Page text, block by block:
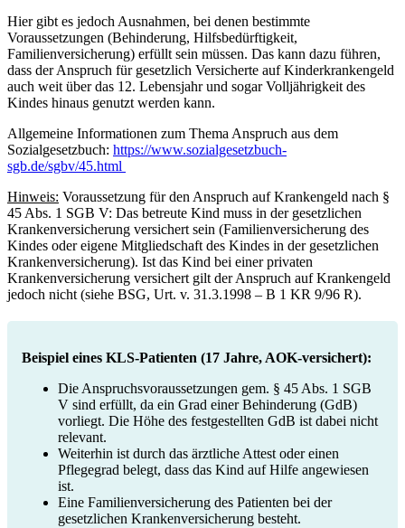
Hier gibt es jedoch Ausnahmen, bei denen bestimmte
Voraussetzungen (Behinderung, Hilfsbedürftigkeit,
Familienversicherung) erfüllt sein müssen. Das kann dazu führen,
dass der Anspruch für gesetzlich Versicherte auf Kinderkrankengeld
auch weit über das 12. Lebensjahr und sogar Volljährigkeit des
Kindes hinaus genutzt werden kann.
Allgemeine Informationen zum Thema Anspruch aus dem
Sozialgesetzbuch: https://www.sozialgesetzbuch-
sgb.de/sgbv/45.html
Hinweis: Voraussetzung für den Anspruch auf Krankengeld nach §
45 Abs. 1 SGB V: Das betreute Kind muss in der gesetzlichen
Krankenversicherung versichert sein (Familienversicherung des
Kindes oder eigene Mitgliedschaft des Kindes in der gesetzlichen
Krankenversicherung). Ist das Kind bei einer privaten
Krankenversicherung versichert gilt der Anspruch auf Krankengeld
jedoch nicht (siehe BSG, Urt. v. 31.3.1998 – B 1 KR 9/96 R).
Beispiel eines KLS-Patienten (17 Jahre, AOK-versichert):
Die Anspruchsvoraussetzungen gem. § 45 Abs. 1 SGB
V sind erfüllt, da ein Grad einer Behinderung (GdB)
vorliegt. Die Höhe des festgestellten GdB ist dabei nicht
relevant.
Weiterhin ist durch das ärztliche Attest oder einen
Pflegegrad belegt, dass das Kind auf Hilfe angewiesen
ist.
Eine Familienversicherung des Patienten bei der
gesetzlichen Krankenversicherung besteht.